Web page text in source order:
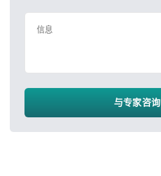
信息
与专家咨询